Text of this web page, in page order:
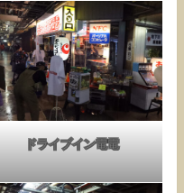
ドライブイン電電